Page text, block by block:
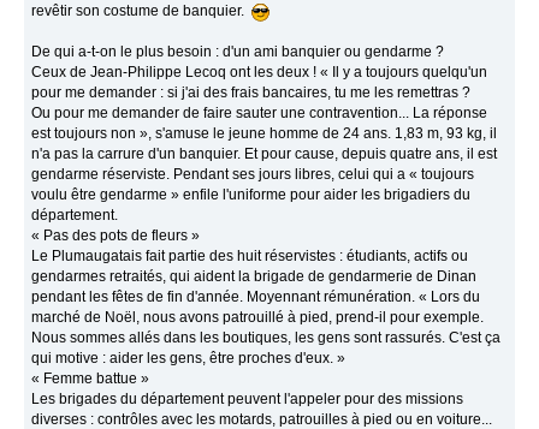
revêtir son costume de banquier.
De qui a-t-on le plus besoin : d'un ami banquier ou gendarme ?
Ceux de Jean-Philippe Lecoq ont les deux ! « Il y a toujours quelqu'un
pour me demander : si j'ai des frais bancaires, tu me les remettras ?
Ou pour me demander de faire sauter une contravention... La réponse
est toujours non », s'amuse le jeune homme de 24 ans. 1,83 m, 93 kg, il
n'a pas la carrure d'un banquier. Et pour cause, depuis quatre ans, il est
gendarme réserviste. Pendant ses jours libres, celui qui a « toujours
voulu être gendarme » enfile l'uniforme pour aider les brigadiers du
département.
« Pas des pots de fleurs »
Le Plumaugatais fait partie des huit réservistes : étudiants, actifs ou
gendarmes retraités, qui aident la brigade de gendarmerie de Dinan
pendant les fêtes de fin d'année. Moyennant rémunération. « Lors du
marché de Noël, nous avons patrouillé à pied, prend-il pour exemple.
Nous sommes allés dans les boutiques, les gens sont rassurés. C'est ça
qui motive : aider les gens, être proches d'eux. »
« Femme battue »
Les brigades du département peuvent l'appeler pour des missions
diverses : contrôles avec les motards, patrouilles à pied ou en voiture...